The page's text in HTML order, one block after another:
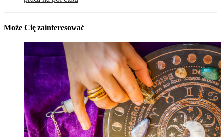
Może Cię zainteresować